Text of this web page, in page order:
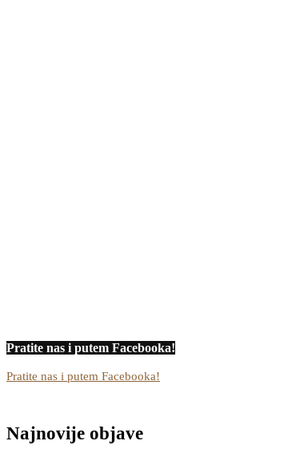
Pratite nas i putem Facebooka!
Pratite nas i putem Facebooka!
Najnovije objave